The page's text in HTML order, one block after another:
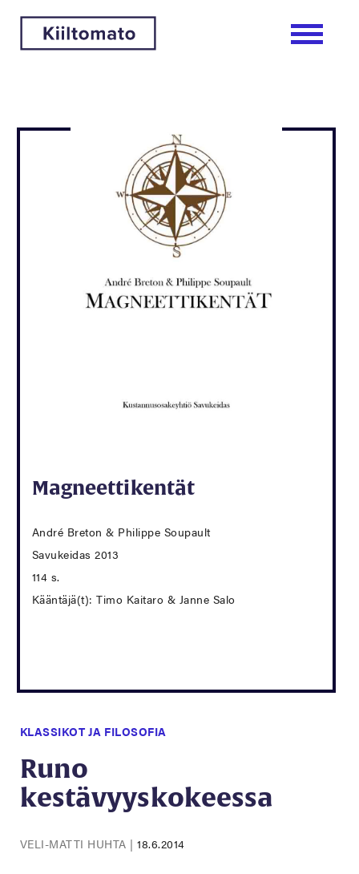
Magneettikentät
André Breton & Philippe Soupault
Savukeidas 2013
114 s.
Kääntäjä(t): Timo Kaitaro & Janne Salo
KLASSIKOT JA FILOSOFIA
Runo
kestävyyskokeessa
VELI-MATTI HUHTA |18.6.2014